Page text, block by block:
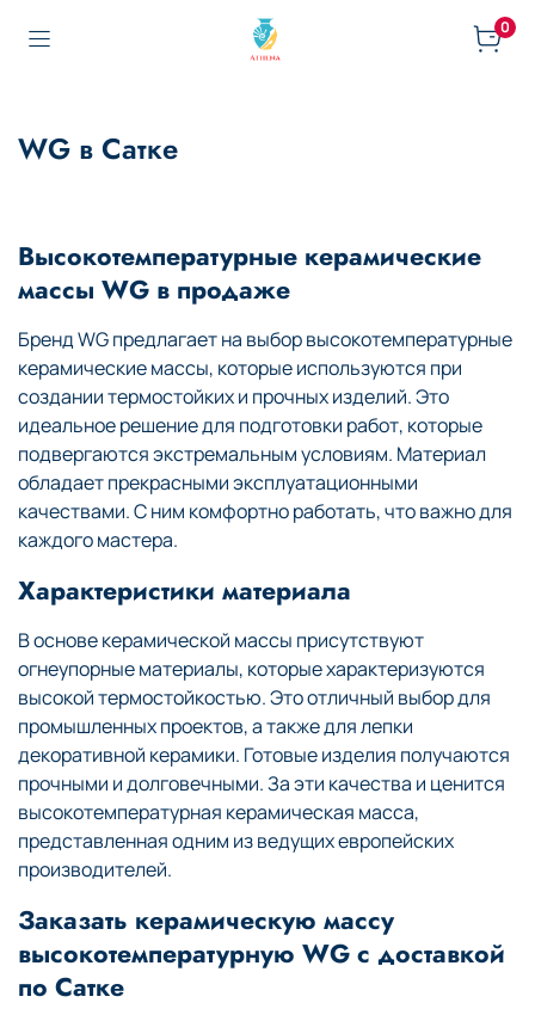
0
WG в Сатке
Высокотемпературные керамические
массы WG в продаже
Бренд WG предлагает на выбор высокотемпературные
керамические массы, которые используются при
создании термостойких и прочных изделий. Это
идеальное решение для подготовки работ, которые
подвергаются экстремальным условиям. Материал
обладает прекрасными эксплуатационными
качествами. С ним комфортно работать, что важно для
каждого мастера.
Характеристики материала
В основе керамической массы присутствуют
огнеупорные материалы, которые характеризуются
высокой термостойкостью. Это отличный выбор для
промышленных проектов, а также для лепки
декоративной керамики. Готовые изделия получаются
прочными и долговечными. За эти качества и ценится
высокотемпературная керамическая масса,
представленная одним из ведущих европейских
производителей.
Заказать керамическую массу
высокотемпературную WG с доставкой
по Сатке